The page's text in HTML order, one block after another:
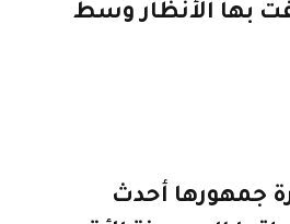
بها الأنظار وسط
جمهورها أحدث